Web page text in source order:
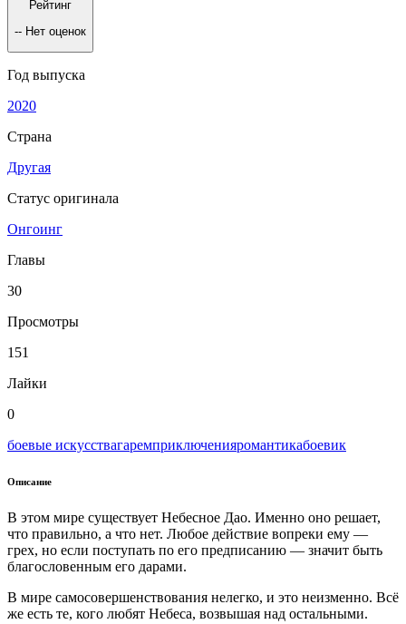
Рейтинг
-- Нет оценок
Год выпуска
2020
Страна
Другая
Статус оригинала
Онгоинг
Главы
30
Просмотры
151
Лайки
0
боевые искусствагаремприключенияромантикабоевик
Описание
В этом мире существует Небесное Дао. Именно оно решает,
что правильно, а что нет. Любое действие вопреки ему —
грех, но если поступать по его предписанию — значит быть
благословенным его дарами.
В мире самосовершенствования нелегко, и это неизменно. Всё
же есть те, кого любят Небеса, возвышая над остальными.